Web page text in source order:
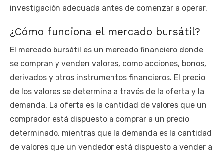
investigación adecuada antes de comenzar a operar.
¿Cómo funciona el mercado bursátil?
El mercado bursátil es un mercado financiero donde
se compran y venden valores, como acciones, bonos,
derivados y otros instrumentos financieros. El precio
de los valores se determina a través de la oferta y la
demanda. La oferta es la cantidad de valores que un
comprador está dispuesto a comprar a un precio
determinado, mientras que la demanda es la cantidad
de valores que un vendedor está dispuesto a vender a